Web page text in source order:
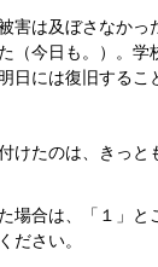
害は及ぼさなか
（今日も。）。
日には復旧するこ
けたのは、きっ
場合は、「１」と
ださい。